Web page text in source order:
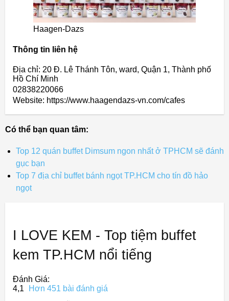
Haagen-Dazs
Thông tin liên hệ
Địa chỉ: 20 Đ. Lê Thánh Tôn, ward, Quận 1, Thành phố
Hồ Chí Minh
02838220066
Website: https://www.haagendazs-vn.com/cafes
Có thể bạn quan tâm:
Top 12 quán buffet Dimsum ngon nhất ở TPHCM sẽ đánh
gục bạn
Top 7 địa chỉ buffet bánh ngọt TP.HCM cho tín đồ hảo
ngọt
I LOVE KEM - Top tiệm buffet
kem TP.HCM nổi tiếng
Đánh Giá:
4,1
Hơn 451 bài đánh giá